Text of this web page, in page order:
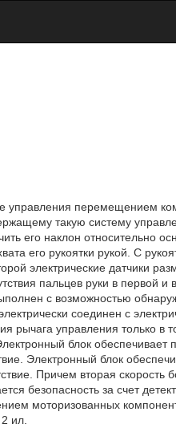
управления перемещением
такую систему
его наклон относительно
его рукоятки рукой. С
электрические датчики
пальцев руки в первой и
с возможностью
соединен с
рычага управления только в
блок
Электронный блок
Причем вторая скорость
безопасность за счет
моторизованных
ил.